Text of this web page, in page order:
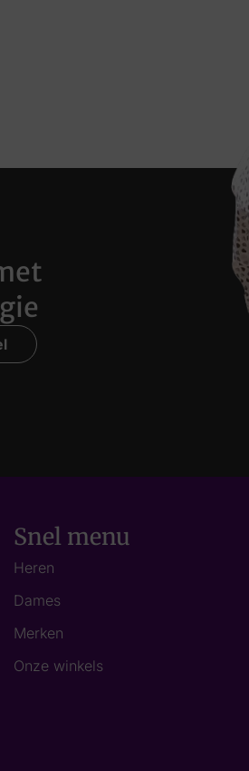
Snel menu
Heren
Dames
Merken
Onze winkels